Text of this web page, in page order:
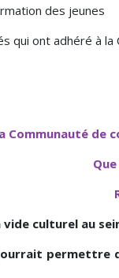
des jeunes
qui ont adhéré à
Communauté de
vide culturel au
permettre